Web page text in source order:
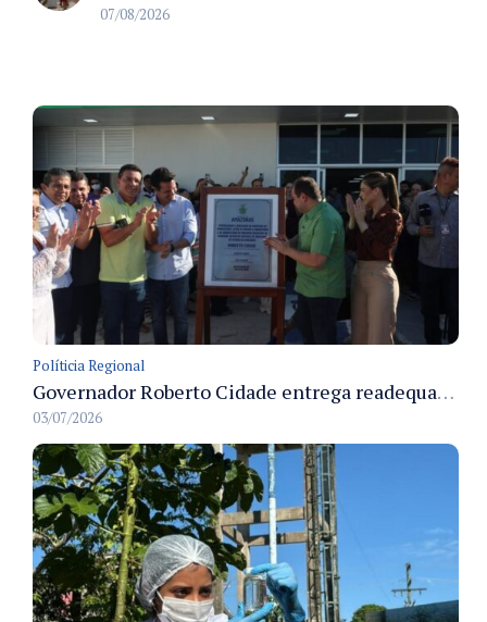
07/08/2026
Políticia Regional
Governador Roberto Cidade entrega readequação do ambulatório da FCecon e amplia capacidade de atendimento oncológico em Manaus
03/07/2026